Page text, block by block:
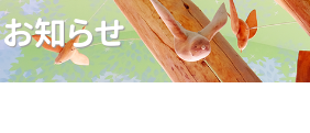
i
o
n
お知らせ